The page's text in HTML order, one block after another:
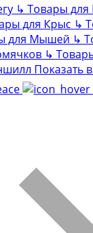
↳ Товары для
для Крыс ↳
для Мышей ↳
↳
Показать